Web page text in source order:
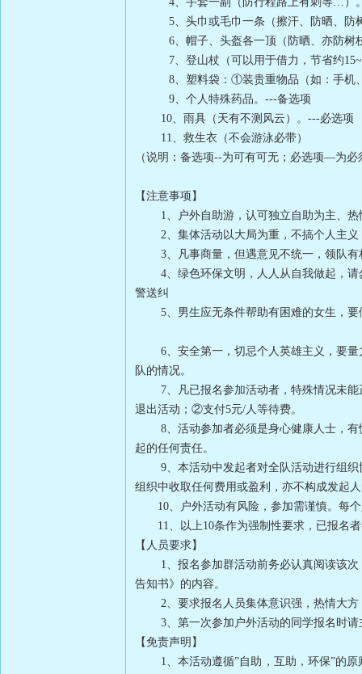
5、头巾或毛巾一条（擦汗、防晒、防
6、帽子、头盔各一顶（防晒、亦防树枝
7、登山杖（可以用于借力，节省约
8、塑料袋：①装贵重物品（如：手机、
9、个人特殊药品。---备选项
10、雨具（天有不测风云）。---必选项
11、救生衣（不会游泳必带）
（说明：备选项--为可有可无；必选项—为必
【注意事项】
1、户外自助游，认可独立自助为主、热
2、集体活动以大局为重，不搞个人主义
3、凡事商量，但遇意见不统一，领队有
4、绿色环保文明，人人从自我做起，请
警送纠
5、男生应无条件帮助有困难的女生，要
6、安全第一，切忌个人英雄主义，要量
队的情况。
7、凡已报名参加活动者，特殊情况未能
退出活动；②支付5元/人等待费。
8、活动参加者必须是身心健康人士，有
起的任何责任。
9、本活动中发起者对全队活动进行组织
组织中收取任何费用或盈利，亦不构成发起
10、户外活动有风险，参加需谨慎。每个
11、以上10条作为强制性要求，已报名者
【人员要求】
1、报名参加群活动前务必认真阅读该次
告知书》的内容。
2、要求报名人员集体意识强，热情
3、第一次参加户外活动的同学报名时请
【免责声明】
1、本活动遵循”自助，互助，环保”的原